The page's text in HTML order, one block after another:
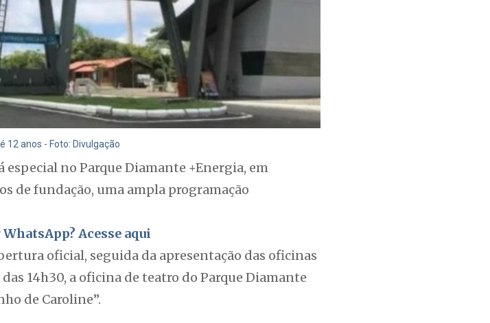
12 anos - Foto: Divulgação
no Parque Diamante +Energia, em
de fundação, uma ampla programação
Acesse aqui
oficial, seguida da apresentação das oficinas
14h30, a oficina de teatro do Parque Diamante
de Caroline”.